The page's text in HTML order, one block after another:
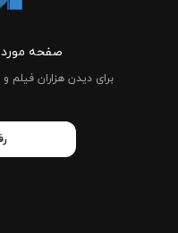
صفحه
برای دیدن هزاران فیلم